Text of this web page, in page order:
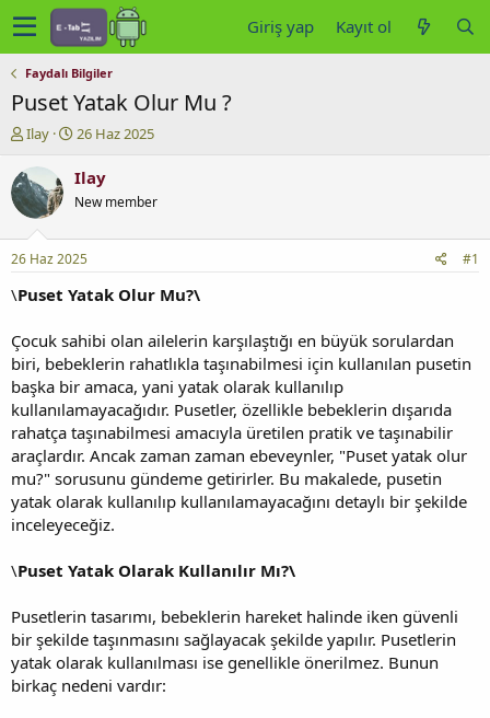
Giriş yap Kayıt ol
Faydalı Bilgiler
Puset Yatak Olur Mu ?
K
n
u
y
b
a
ş
t
a
n
Ilay
B
ş
a
g
ı
ç
r
i
h
i
26 Haz 2025
Ilay
New member
26 Haz 2025 #1
\Puset Yatak Olur Mu?\
Çocuk sahibi olan ailelerin karşılaştığı en büyük sorulardan
biri, bebeklerin rahatlıkla taşınabilmesi için kullanılan pusetin
başka bir amaca, yani yatak olarak kullanılıp
kullanılamayacağıdır. Pusetler, özellikle bebeklerin dışarıda
rahatça taşınabilmesi amacıyla üretilen pratik ve taşınabilir
araçlardır. Ancak zaman zaman ebeveynler, "Puset yatak olur
mu?" sorusunu gündeme getirirler. Bu makalede, pusetin
yatak olarak kullanılıp kullanılamayacağını detaylı bir şekilde
inceleyeceğiz.
\Puset Yatak Olarak Kullanılır Mı?\
Pusetlerin tasarımı, bebeklerin hareket halinde iken güvenli
bir şekilde taşınmasını sağlayacak şekilde yapılır. Pusetlerin
yatak olarak kullanılması ise genellikle önerilmez. Bunun
birkaç nedeni vardır: